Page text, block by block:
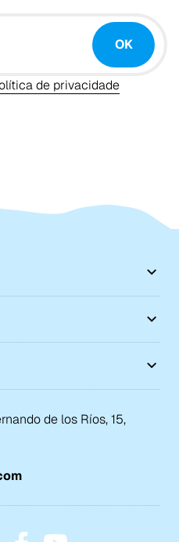
OK
de privacidade
de los Ríos, 15,